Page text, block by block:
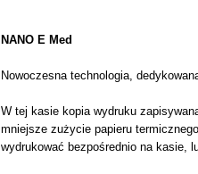
NANO E Med
Nowoczesna technologia,
W tej kasie kopia wydruku
mniejsze zużycie papieru
wydrukować bezpośrednio na kasie,